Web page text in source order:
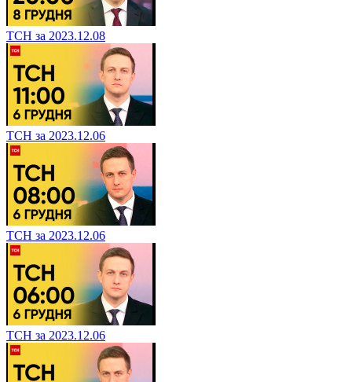
ТСН за 2023.12.08
ТСН за 2023.12.06
ТСН за 2023.12.06
ТСН за 2023.12.06